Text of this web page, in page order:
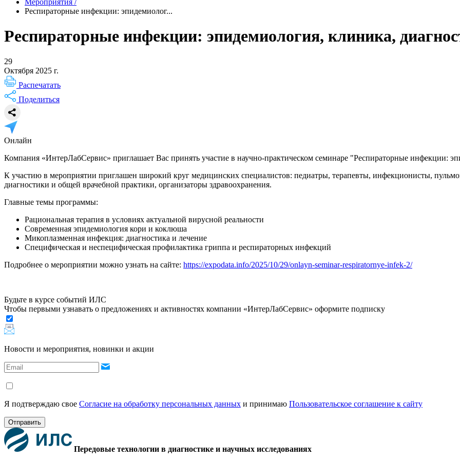
Мероприятия /
Респираторные инфекции: эпидемиолог...
Респираторные инфекции: эпидемиология, клиника,
29
Октября 2025 г.
Распечатать
Поделиться
Онлайн
Компания «ИнтерЛабСервис» приглашает Вас принять участие в научно-практическом семинаре "Респираторные инфекции:
К участию в мероприятии приглашен широкий круг медицинских специалистов: педиатры, терапевты, инфекционисты,
диагностики и общей врачебной практики, организаторы здравоохранения.
Главные темы программы:
Рациональная терапия в условиях актуальной вирусной реальности
Современная эпидемиология кори и коклюша
Микоплазменная инфекция: диагностика и лечение
Специфическая и неспецифическая профилактика гриппа и респираторных инфекций
Подробнее о мероприятии можно узнать на сайте: https://expodata.info/2025/10/29/onlayn-seminar-respiratornye-infek-2/
Будьте в курсе событий ИЛС
Чтобы первыми узнавать о предложениях и активностях компании «ИнтерЛабСервис» оформите подписку
Новости и мероприятия, новинки и акции
Я подтверждаю свое Согласие на обработку персональных данных и принимаю Пользовательское соглашение к сайту
Отправить
Передовые технологии в диагностике и научных исследованиях